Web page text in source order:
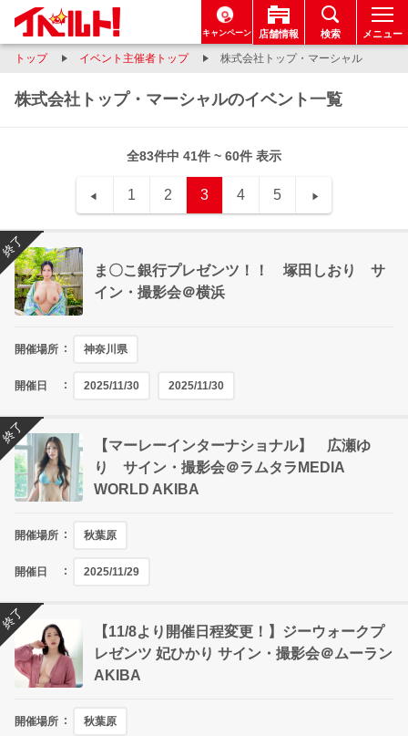
キャンペーン 店舗情報 検索 メニュー
トップ イベント主催者トップ 株式会社トップ・マーシャル
株式会社トップ・マーシャルのイベント一覧
全83件中 41件 ~ 60件 表示
1 2 3 4 5
ま〇こ銀行プレゼンツ！！ 塚田しおり サ
イン・撮影会＠横浜
開催場所 神奈川県
開催日 2025/11/30 2025/11/30
終了
【マーレーインターナショナル】 広瀬ゆ
り サイン・撮影会＠ラムタラMEDIA
WORLD AKIBA
開催場所 秋葉原
開催日 2025/11/29
終了
【11/8より開催日程変更！】ジーウォークプ
レゼンツ 妃ひかり サイン・撮影会＠ムーラン
AKIBA
開催場所 秋葉原
終了